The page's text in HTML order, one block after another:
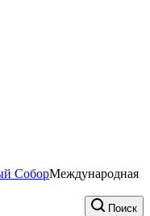
Международная
Поиск